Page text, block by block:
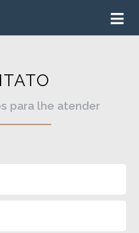
para lhe atender